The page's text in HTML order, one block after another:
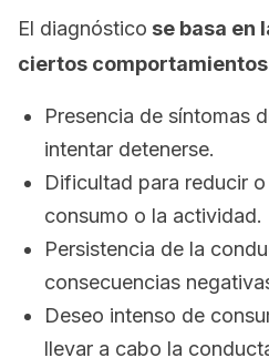
El diagnóstico se basa en
ciertos comportamientos
Presencia de síntomas
intentar detenerse.
Dificultad para reducir
consumo o la actividad.
Persistencia de la
consecuencias
Deseo intenso de
llevar a cabo la